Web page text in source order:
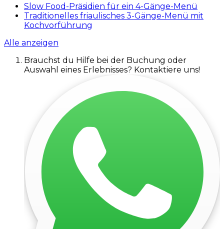
Slow Food-Präsidien für ein 4-Gänge-Menü
Traditionelles friaulisches 3-Gänge-Menü mit
Kochvorführung
Alle anzeigen
Brauchst du Hilfe bei der Buchung oder
Auswahl eines Erlebnisses? Kontaktiere uns!